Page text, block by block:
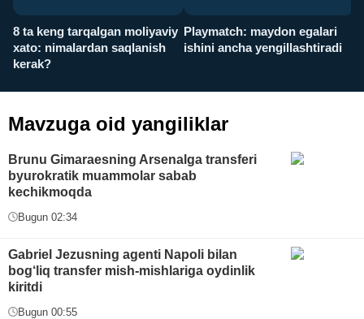
8 ta keng tarqalgan moliyaviy
xato: nimalardan saqlanish
kerak?
Playmatch: maydon egalari
ishini ancha yengillashtiradi
Mavzuga oid yangiliklar
Brunu Gimaraesning Arsenalga transferi
byurokratik muammolar sabab
kechikmoqda
Bugun 02:34
Gabriel Jezusning agenti Napoli bilan
bog‘liq transfer mish-mishlariga oydinlik
kiritdi
Bugun 00:55